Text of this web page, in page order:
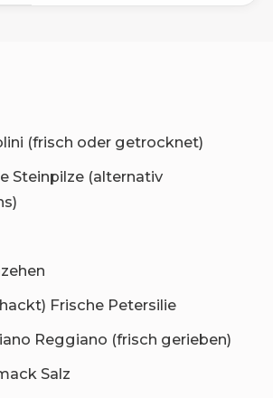
(frisch oder getrocknet)
Steinpilze (alternativ
Frische Petersilie
Reggiano (frisch gerieben)
Salz